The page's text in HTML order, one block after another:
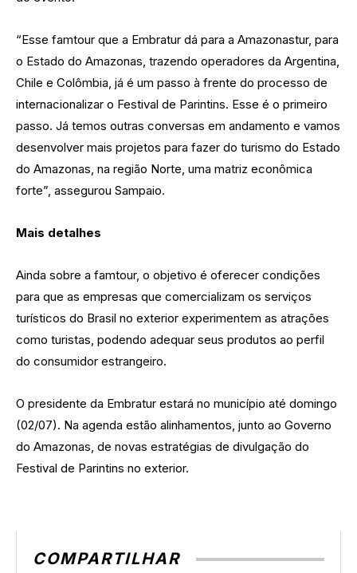
“Esse famtour que a Embratur dá para a Amazonastur, para
o Estado do Amazonas, trazendo operadores da Argentina,
Chile e Colômbia, já é um passo à frente do processo de
internacionalizar o Festival de Parintins. Esse é o primeiro
passo. Já temos outras conversas em andamento e vamos
desenvolver mais projetos para fazer do turismo do Estado
do Amazonas, na região Norte, uma matriz econômica
forte”, assegurou Sampaio.
Mais detalhes
Ainda sobre a famtour, o objetivo é oferecer condições
para que as empresas que comercializam os serviços
turísticos do Brasil no exterior experimentem as atrações
como turistas, podendo adequar seus produtos ao perfil
do consumidor estrangeiro.
O presidente da Embratur estará no município até domingo
(02/07). Na agenda estão alinhamentos, junto ao Governo
do Amazonas, de novas estratégias de divulgação do
Festival de Parintins no exterior.
COMPARTILHAR